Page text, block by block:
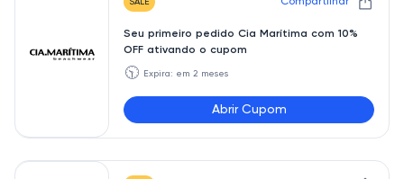
SALE
Seu primeiro pedido Cia Marítima com 10%
OFF ativando o cupom
🕥 Expira: em 2 meses
Abrir Cupom
PRIMEIRA10